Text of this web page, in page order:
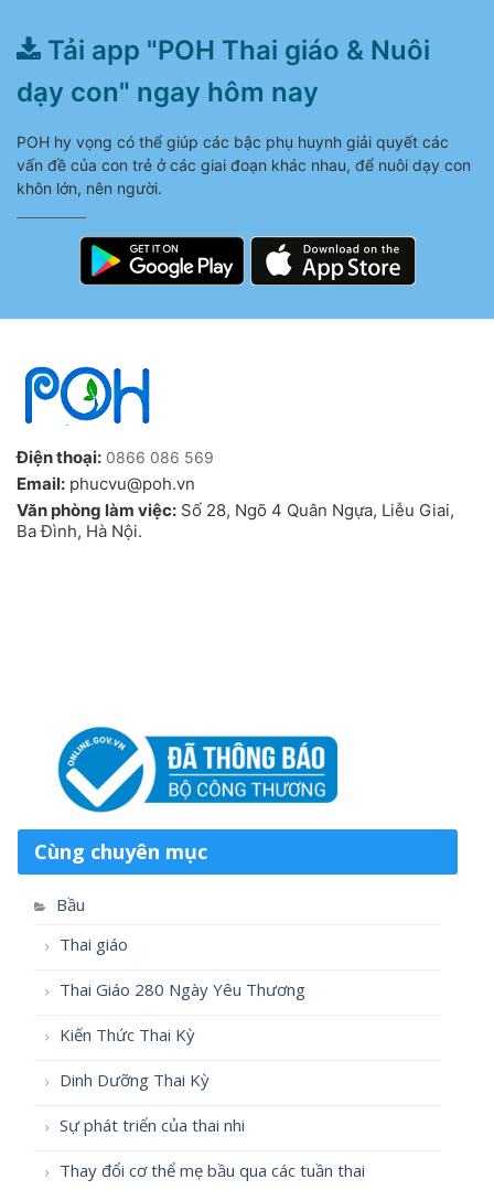
Tải app "POH Thai giáo & Nuôi
dạy con" ngay hôm nay
POH hy vọng có thể giúp các bậc phụ huynh giải quyết các
vấn đề của con trẻ ở các giai đoạn khác nhau, để nuôi dạy con
khôn lớn, nên người.
Điện thoại: 0866 086 569
Email: phucvu@poh.vn
Văn phòng làm việc: Số 28, Ngõ 4 Quân Ngựa, Liễu Giai,
Ba Đình, Hà Nội.
Cùng chuyên mục
Bầu
Thai giáo
Thai Giáo 280 Ngày Yêu Thương
Kiến Thức Thai Kỳ
Dinh Dưỡng Thai Kỳ
Sự phát triển của thai nhi
Thay đổi cơ thể mẹ bầu qua các tuần thai